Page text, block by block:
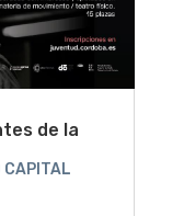
de la
CAPITAL